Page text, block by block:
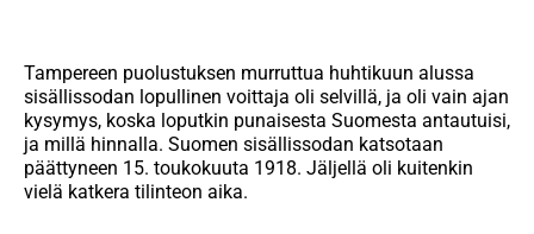
Tampereen puolustuksen murruttua huhtikuun alussa
sisällissodan lopullinen voittaja oli selvillä, ja oli vain ajan
kysymys, koska loputkin punaisesta Suomesta antautuisi,
ja millä hinnalla. Suomen sisällissodan katsotaan
päättyneen 15. toukokuuta 1918. Jäljellä oli kuitenkin
vielä katkera tilinteon aika.